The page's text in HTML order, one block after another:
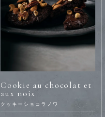
Cookie au chocolat et
aux noix
クッキーショコラノワ